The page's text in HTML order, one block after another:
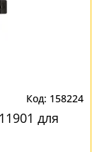
158224
для